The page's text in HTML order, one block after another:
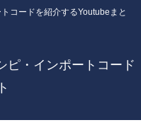
コードを紹介するYoutubeまと
ピ・インポートコード